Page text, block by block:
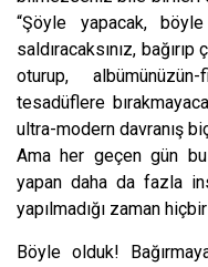
“Şöyle yapacak,
saldıracaksınız,
oturup, albümünüzün-
tesadüflere
ultra-modern davranış
Ama her geçen gün
yapan daha da fazla
yapılmadığı zaman
Böyle olduk!